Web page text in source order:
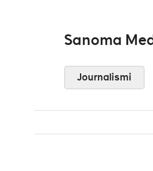
Sanoma
Journalismi